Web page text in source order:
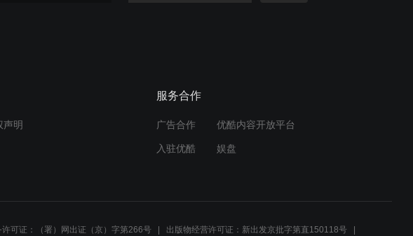
声明
服务合作
广告合作 优酷内容开放平台
入驻优酷 娱盘
许可证：（署）网出证（京）字第266号 出版物经营许可证：新出发京批字第直150118号